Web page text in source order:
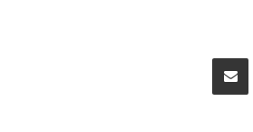
مشاركة عبر البريد